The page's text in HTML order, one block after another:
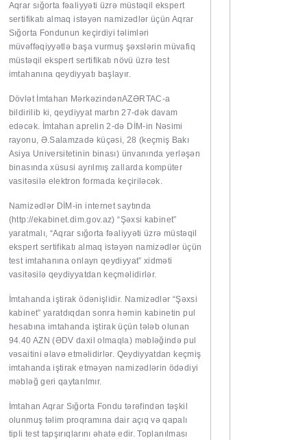
Aqrar sığorta fəaliyyəti üzrə müstəqil ekspert
sertifikatı almaq istəyən namizədlər üçün Aqrar
Sığorta Fondunun keçirdiyi təlimləri
müvəffəqiyyətlə başa vurmuş şəxslərin müvafiq
müstəqil ekspert sertifikatı növü üzrə test
imtahanına qeydiyyatı başlayır.
Dövlət İmtahan MərkəzindənAZƏRTAC-a
bildirilib ki, qeydiyyat martın 27-dək davam
edəcək. İmtahan aprelin 2-də DİM-in Nəsimi
rayonu, Ə.Salamzadə küçəsi, 28 (keçmiş Bakı
Asiya Universitetinin binası) ünvanında yerləşən
binasında xüsusi ayrılmış zallarda kompüter
vasitəsilə elektron formada keçiriləcək.
Namizədlər DİM-in internet saytında
(http://ekabinet.dim.gov.az) “Şəxsi kabinet”
yaratmalı, “Aqrar sığorta fəaliyyəti üzrə müstəqil
ekspert sertifikatı almaq istəyən namizədlər üçün
test imtahanına onlayn qeydiyyat” xidməti
vasitəsilə qeydiyyatdan keçməlidirlər.
İmtahanda iştirak ödənişlidir. Namizədlər “Şəxsi
kabinet” yaratdıqdan sonra həmin kabinetin pul
hesabına imtahanda iştirak üçün tələb olunan
94.40 AZN (ƏDV daxil olmaqla) məbləğində pul
vəsaitini əlavə etməlidirlər. Qeydiyyatdan keçmiş
imtahanda iştirak etməyən namizədlərin ödədiyi
məbləğ geri qaytarılmır.
İmtahan Aqrar Sığorta Fondu tərəfindən təşkil
olunmuş təlim proqramına dair açıq və qapalı
tipli test tapşırıqlarını əhatə edir. Toplanılması